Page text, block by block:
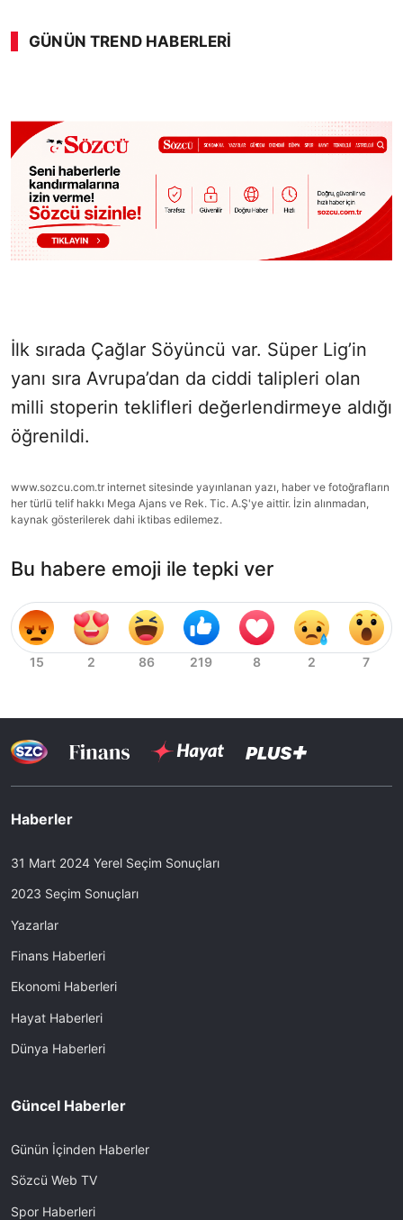
GÜNÜN TREND HABERLERI
00:01 / 08:43
İlk sırada Çağlar Söyüncü var. Süper Lig’in
yanı sıra Avrupa’dan da ciddi talipleri olan
milli stoperin teklifleri değerlendirmeye aldığı
öğrenildi.
www.sozcu.com.tr internet sitesinde yayınlanan yazı, haber ve fotoğrafların
her türlü telif hakkı Mega Ajans ve Rek. Tic. A.Ş'ye aittir. İzin alınmadan,
kaynak gösterilerek dahi iktibas edilemez.
Bu habere emoji ile tepki ver
Haberler
31 Mart 2024 Yerel Seçim Sonuçları
2023 Seçim Sonuçları
Yazarlar
Finans Haberleri
Ekonomi Haberleri
Hayat Haberleri
Dünya Haberleri
Güncel Haberler
Günün İçinden Haberler
Sözcü Web TV
Spor Haberleri